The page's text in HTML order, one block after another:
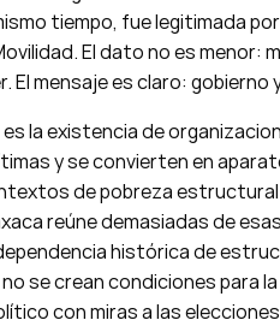
tiempo, fue legitimada
El dato no es menor:
El mensaje es claro: gobierno
es la existencia de
y se convierten en
de pobreza
reúne demasiadas de
histórica de
se crean condiciones para
con miras a las